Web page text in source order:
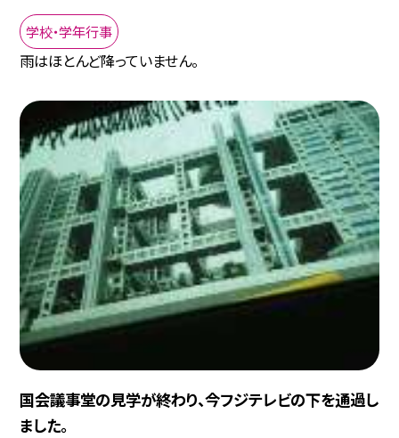
学校・学年行事
雨はほとんど降っていません。
国会議事堂の見学が終わり、今フジテレビの下を通過し
ました。